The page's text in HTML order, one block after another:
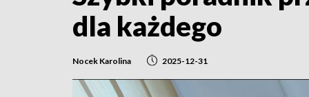
dla każdego
Nocek Karolina 2025-12-31